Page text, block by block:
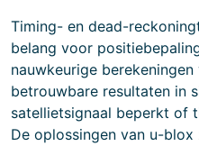
Timing- en dead-
belang voor
nauwkeurige
betrouwbare resultaten in
satellietsignaal beperkt of
De oplossingen van u-